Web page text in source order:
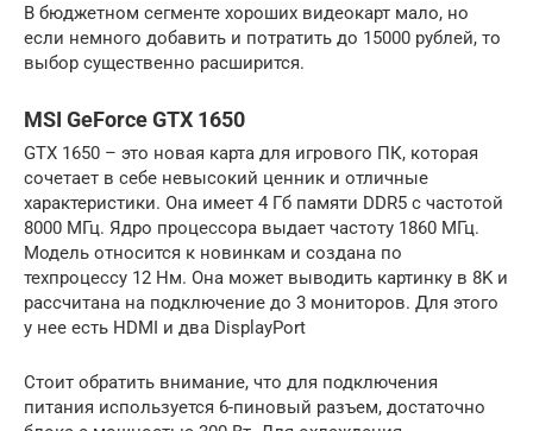
В бюджетном сегменте хороших видеокарт мало, но
если немного добавить и потратить до 15000 рублей, то
выбор существенно расширится.
MSI GeForce GTX 1650
GTX 1650 – это новая карта для игрового ПК, которая
сочетает в себе невысокий ценник и отличные
характеристики. Она имеет 4 Гб памяти DDR5 с частотой
8000 МГц. Ядро процессора выдает частоту 1860 МГц.
Модель относится к новинкам и создана по
техпроцессу 12 Нм. Она может выводить картинку в 8K и
рассчитана на подключение до 3 мониторов. Для этого
у нее есть HDMI и два DisplayPort
Стоит обратить внимание, что для подключения
питания используется 6-пиновый разъем, достаточно